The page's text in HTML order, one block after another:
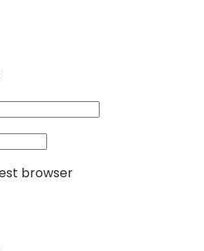
browser